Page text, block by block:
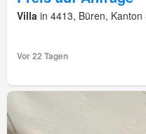
Villa in 4413, Büren, Kanton
Vor 22 Tagen